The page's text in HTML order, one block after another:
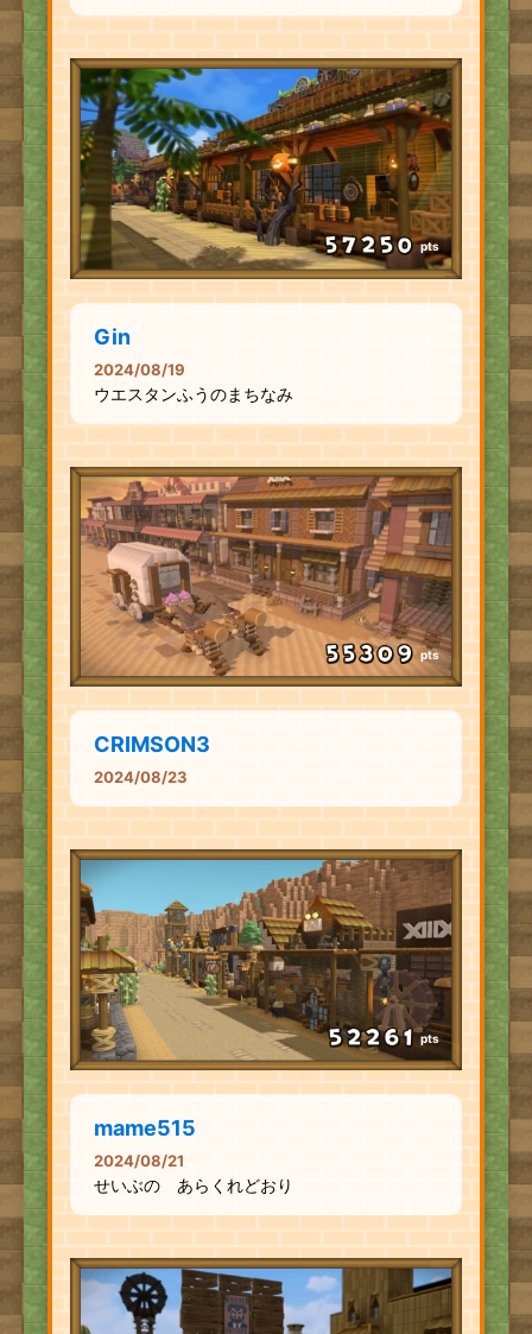
pts
Gin
2024/08/19
ウエスタンふうのまちなみ
pts
CRIMSON3
2024/08/23
pts
mame515
2024/08/21
せいぶの あらくれどおり